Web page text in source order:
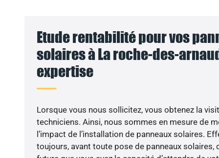
Etude rentabilité pour vos
solaires à La roche-des-
expertise
Lorsque vous nous sollicitez, vous obtenez la
techniciens. Ainsi, nous sommes en mesure de
l’impact de l’installation de panneaux solaires.
toujours, avant toute pose de panneaux solaires,